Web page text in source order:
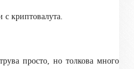
с криптовалута.
просто, но толкова много